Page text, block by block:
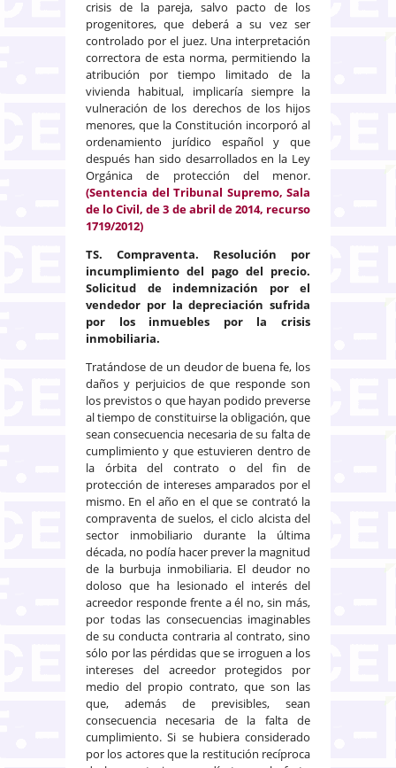
crisis de la pareja, salvo pacto de los
progenitores, que deberá a su vez ser
controlado por el juez. Una interpretación
correctora de esta norma, permitiendo la
atribución por tiempo limitado de la
vivienda habitual, implicaría siempre la
vulneración de los derechos de los hijos
menores, que la Constitución incorporó al
ordenamiento jurídico español y que
después han sido desarrollados en la Ley
Orgánica de protección del menor.
(Sentencia del Tribunal Supremo, Sala
de lo Civil, de 3 de abril de 2014, recurso
1719/2012)
TS. Compraventa. Resolución por
incumplimiento del pago del precio.
Solicitud de indemnización por el
vendedor por la depreciación sufrida
por los inmuebles por la crisis
inmobiliaria.
Tratándose de un deudor de buena fe, los
daños y perjuicios de que responde son
los previstos o que hayan podido preverse
al tiempo de constituirse la obligación, que
sean consecuencia necesaria de su falta de
cumplimiento y que estuvieren dentro de
la órbita del contrato o del fin de
protección de intereses amparados por el
mismo. En el año en el que se contrató la
compraventa de suelos, el ciclo alcista del
sector inmobiliario durante la última
década, no podía hacer prever la magnitud
de la burbuja inmobiliaria. El deudor no
doloso que ha lesionado el interés del
acreedor responde frente a él no, sin más,
por todas las consecuencias imaginables
de su conducta contraria al contrato, sino
sólo por las pérdidas que se irroguen a los
intereses del acreedor protegidos por
medio del propio contrato, que son las
que, además de previsibles, sean
consecuencia necesaria de la falta de
cumplimiento. Si se hubiera considerado
por los actores que la restitución recíproca